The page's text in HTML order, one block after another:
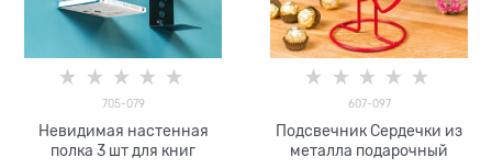
705-079
Невидимая настенная
полка 3 шт для книг
607-097
Подсвечник Сердечки из
металла подарочный